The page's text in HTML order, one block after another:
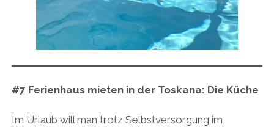
#7 Ferienhaus mieten in der Toskana: Die Küche
Im Urlaub will man trotz Selbstversorgung im